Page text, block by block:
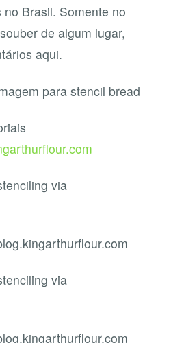
Brasil. Somente no
de algum lugar,
aqui.